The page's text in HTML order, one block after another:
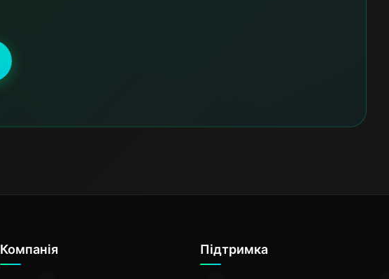
Компанія Підтримка